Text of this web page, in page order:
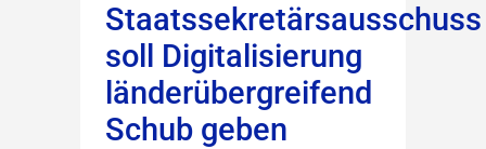
Staatssekretärsausschuss
soll Digitalisierung
länderübergreifend
Schub geben